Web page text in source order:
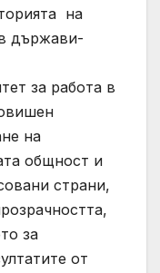
на
държави-
за работа в
на
общност и
страни,
за
от